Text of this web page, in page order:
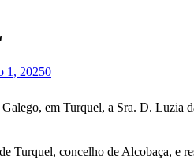
1, 20250
em Turquel, a Sra. D. Luzia
Turquel, concelho de Alcobaça, e